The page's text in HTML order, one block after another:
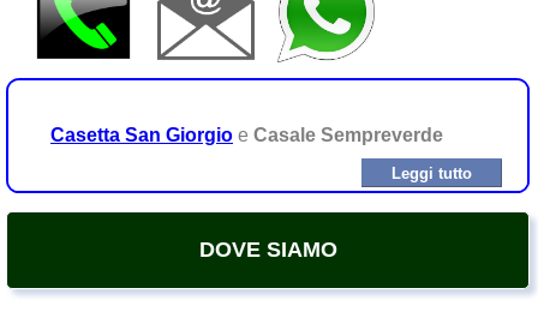
Casetta San Giorgio e Casale Sempreverde
Leggi tutto
DOVE SIAMO